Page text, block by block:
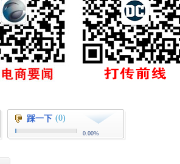
踩一下 (0)
0.00%